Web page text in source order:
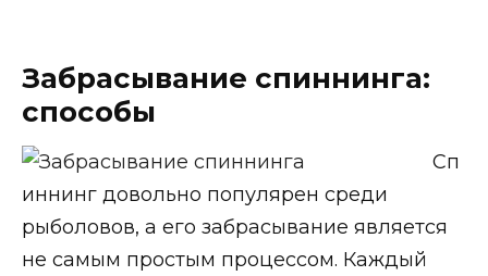
Забрасывание спиннинга:
способы
Сп
иннинг довольно популярен среди
рыболовов, а его забрасывание является
не самым простым процессом. Каждый